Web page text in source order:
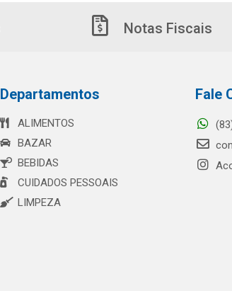
Notas Fiscais
Departamentos
ALIMENTOS
BAZAR
BEBIDAS
CUIDADOS PESSOAIS
LIMPEZA
Fale